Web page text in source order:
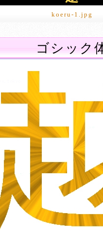
koeru-1.jpg
ゴシック